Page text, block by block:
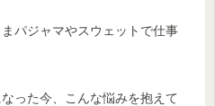
パジャマやスウェットで仕事
った今、こんな悩みを抱えて